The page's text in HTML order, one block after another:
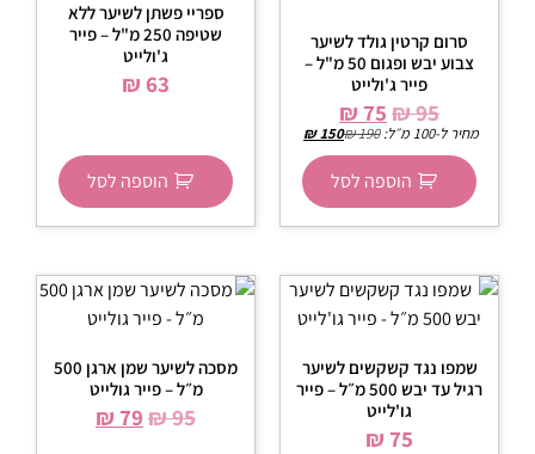
סרום קרטין גולד לשיער
צבוע יבש ופגום 50 מ"ל –
פייר ג'ולייט
₪95
₪ 75
מחיר ל-100 מ״ל: ₪190
₪150
הוספה לסל
ספריי פשתן לשיער ללא
שטיפה 250 מ"ל – פייר
ג'ולייט
₪63
הוספה לסל
שמפו נגד קשקשים לשיער
רגיל עד יבש 500 מ״ל – פייר
גו'לייט
₪ 75
מסכה לשיער שמן ארגן 500
מ״ל – פייר גולייט
₪95
₪ 79